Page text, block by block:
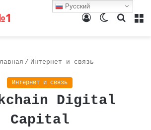
Поиск
Switch
Войти
/ Интернет и связь
Интернет и связь
Digital
Capital
Русский